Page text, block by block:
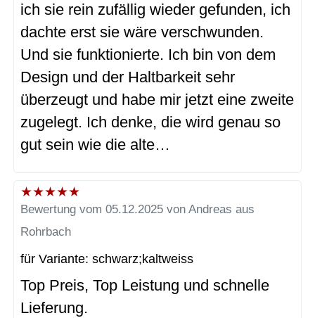
ich sie rein zufällig wieder gefunden, ich
dachte erst sie wäre verschwunden.
Und sie funktionierte. Ich bin von dem
Design und der Haltbarkeit sehr
überzeugt und habe mir jetzt eine zweite
zugelegt. Ich denke, die wird genau so
gut sein wie die alte…
★★★★★
Bewertung vom 05.12.2025 von Andreas aus
Rohrbach
für Variante: schwarz;kaltweiss
Top Preis, Top Leistung und schnelle
Lieferung.